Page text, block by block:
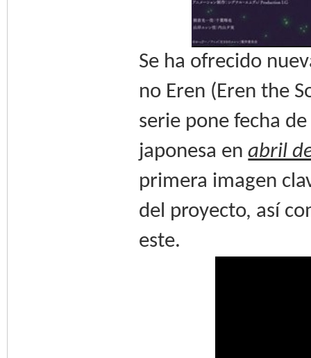
Se ha ofrecido
no Eren (Eren the
serie pone fecha
japonesa enabril
primera imagen
del proyecto, así
este.